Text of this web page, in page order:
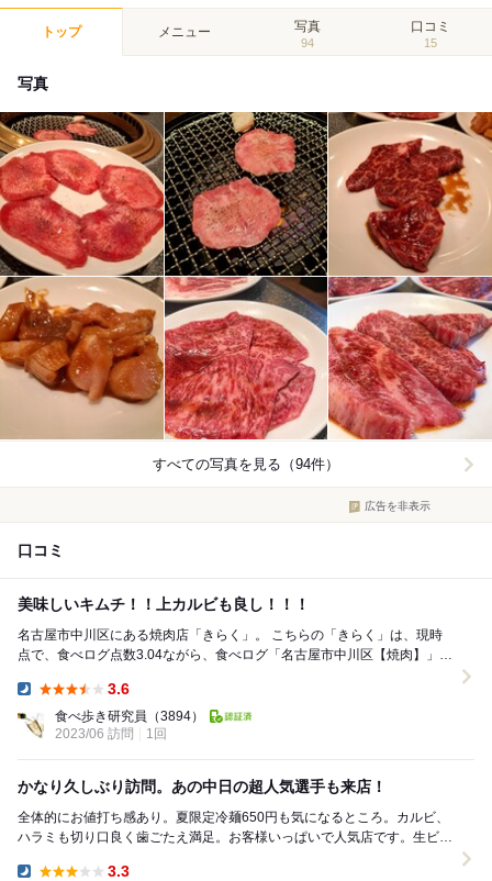
トップ メニュー 写真
94
口コミ
15
写真
すべての写真を見る（94件）
広告を非表示
口コミ
美味しいキムチ！！上カルビも良し！！！
名古屋市中川区にある焼肉店「きらく」。 こちらの「きらく」は、現時
点で、食べログ点数3.04ながら、食べログ「名古屋市中川区【焼肉】」ラ
3.6
食べ歩き研究員 （3894）
2023/06 訪問
1回
かなり久しぶり訪問。あの中日の超人気選手も来店！
全体的にお値打ち感あり。夏限定冷麺650円も気になるところ。カルビ、
ハラミも切り口良く歯ごたえ満足。お客様いっぱいで人気店です。生ビー
3.3